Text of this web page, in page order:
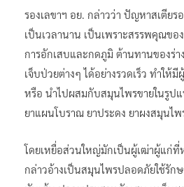
รองเลขาฯ อย. กล่าวว่า ปัญหาสเตีย
เป็นเวลานาน เป็นเพราะสรรพคุณขอ
การอักเสบและกดภูมิ ต้านทานของร่า
เจ็บป่วยต่างๆ ได้อย่างรวดเร็ว ทำให้
หรือ นำไปผสมกับสมุนไพรขายในรูป
ยาแผนโบราณ ยาประดง ยาผงสมุนไพ
โดยเหยื่อส่วนใหญ่มักเป็นผู้เฒ่าผู้แก่ที่
กล่าวอ้างเป็นสมุนไพรปลอดภัยใช้รัก